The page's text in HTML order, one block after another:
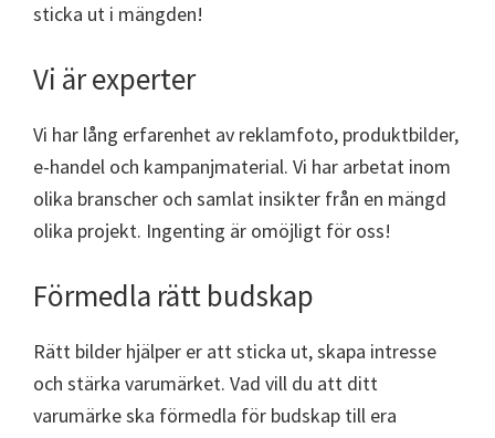
sticka ut i mängden!
Vi är experter
Vi har lång erfarenhet av reklamfoto, produktbilder,
e-handel och kampanjmaterial. Vi har arbetat inom
olika branscher och samlat insikter från en mängd
olika projekt. Ingenting är omöjligt för oss!
Förmedla rätt budskap
Rätt bilder hjälper er att sticka ut, skapa intresse
och stärka varumärket. Vad vill du att ditt
varumärke ska förmedla för budskap till era